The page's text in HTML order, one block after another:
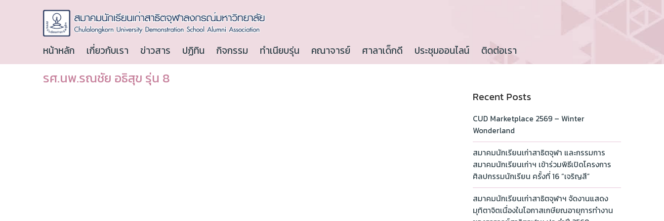
หน้าหลัก เกี่ยวกับเรา ข่าวสาร ปฏิทิน กิจกรรม ทำเนียบรุ่น คณาจารย์ ศาลาเด็กดี ประชุมออนไลน์ ติดต่อเรา
รศ.นพ.รณชัย อธิสุข รุ่น 8
Recent Posts
CUD Marketplace 2569 – Winter
Wonderland
สมาคมนักเรียนเก่าสาธิตจุฬา และกรรมการ
สมาคมนักเรียนเก่าฯ เข้าร่วมพิธีเปิดโครงการ
ศิลปกรรมนักเรียน ครั้งที่ 16 “เจริญสี”
สมาคมนักเรียนเก่าสาธิตจุฬาฯ จัดงานแสดง
มุทิตาจิตเนื่องในโอกาสเกษียณอายุการทำงาน